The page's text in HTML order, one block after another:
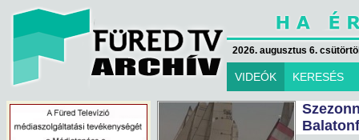
2026. augusztus 6.
VIDEÓK KERESÉS